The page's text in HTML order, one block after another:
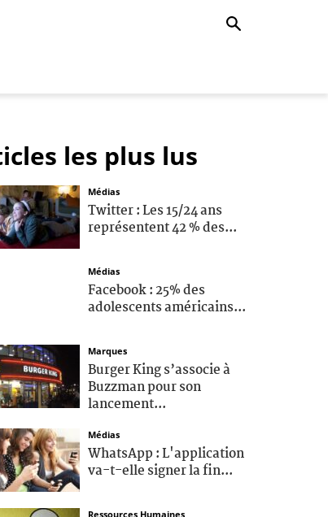
les plus lus
Médias
Twitter : Les 15/24 ans
représentent 42 % des...
Médias
Facebook : 25% des
adolescents américains...
Marques
Burger King s’associe à
Buzzman pour son
lancement...
Médias
WhatsApp : L'application
va-t-elle signer la fin...
Ressources Humaines